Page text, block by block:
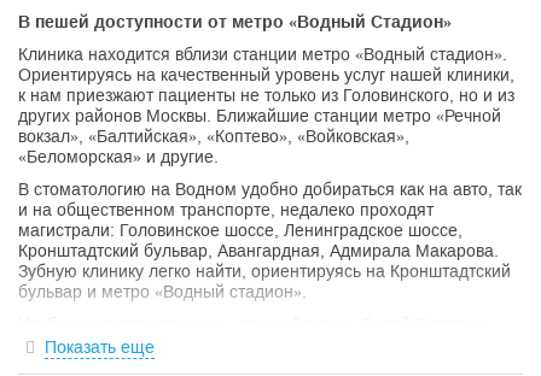
В пешей доступности от метро «Водный Стадион»
Клиника находится вблизи станции метро «Водный стадион».
Ориентируясь на качественный уровень услуг нашей клиники,
к нам приезжают пациенты не только из Головинского, но и из
других районов Москвы. Ближайшие станции метро «Речной
вокзал», «Балтийская», «Коптево», «Войковская»,
«Беломорская» и другие.
В стоматологию на Водном удобно добираться как на авто, так
и на общественном транспорте, недалеко проходят
магистрали: Головинское шоссе, Ленинградское шоссе,
Кронштадтский бульвар, Авангардная, Адмирала Макарова.
Зубную клинику легко найти, ориентируясь на Кронштадтский
бульвар и метро «Водный стадион».
но главное преимущество - это широкий спектр и высокий
уровень услуг.
Показать еще